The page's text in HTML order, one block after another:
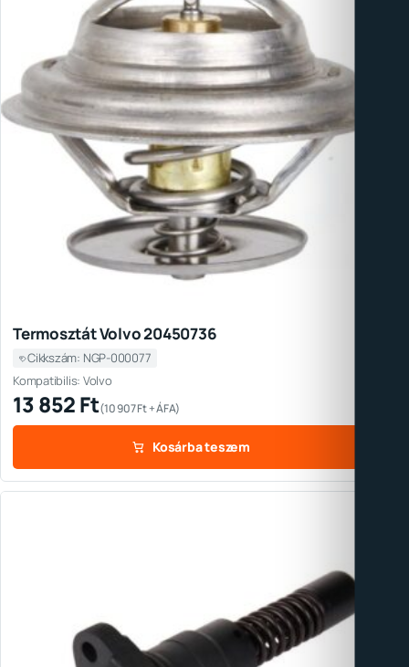
Termosztát Volvo 20450736
Cikkszám: NGP-000077
Kompatibilis: Volvo
13 852Ft(10 907Ft+ ÁFA)
Kosárba teszem